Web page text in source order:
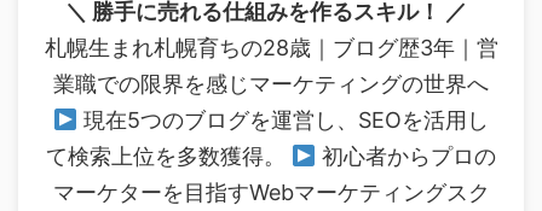
＼ 勝手に売れる仕組みを作るスキル！ ／
札幌生まれ札幌育ちの28歳｜ブログ歴3年｜営
業職での限界を感じマーケティングの世界へ
現在5つのブログを運営し、SEOを活用し
て検索上位を多数獲得。
初心者からプロの
マーケターを目指すWebマーケティングスク